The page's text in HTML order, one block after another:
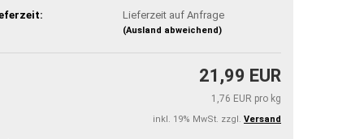
erstellenALU KASCHIERT TERRASSENDIELEN
Lieferzeit auf Anfrage
(Ausland abweichend)
21,99 EUR
1,76 EUR pro kg
inkl. 19% MwSt. zzgl. Versand